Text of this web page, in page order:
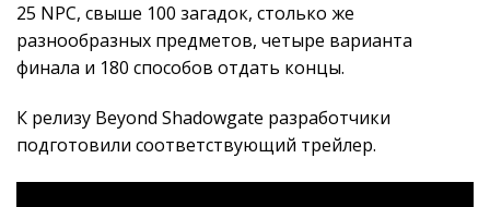
25 NPC, свыше 100 загадок, столько же
разнообразных предметов, четыре варианта
финала и 180 способов отдать концы.
К релизу Beyond Shadowgate разработчики
подготовили соответствующий трейлер.